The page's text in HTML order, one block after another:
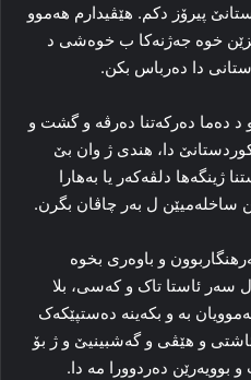
پیرۆز دکم. هێڤیدارم هەموو
خوە جەژنەکا ب خوەشی د
دا دەرباس بکن.
د دەما دەرکەتنا دەرڤە و گشت و
دا، هندی ژ وان بێ
ژینگەها دلڤەکەر یا بەهارا
ساخلەمیێن ل بەر چاڤان بگرن.
و باوەری بخوە
ل سەر ئاستا تاک و کەسی، بلا
بە و بکەینە دەستپێکەک
ئاشتی و هێڤی و گەشبینیێ و ژ بۆ
بوویەرێن دەردوورا مە دا.